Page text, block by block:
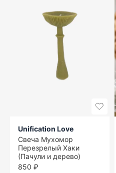
Unification Love
Свеча Мухомор
Перезрелый Хаки
(Пачули и дерево)
850 ₽